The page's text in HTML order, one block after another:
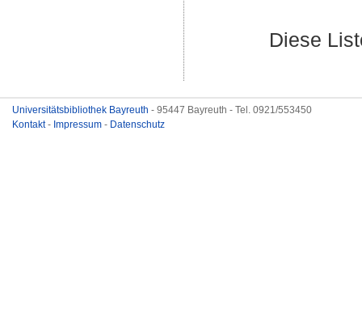
Diese
Universitätsbibliothek Bayreuth - 95447 Bayreuth - Tel. 0921/553450
Kontakt- Impressum - Datenschutz